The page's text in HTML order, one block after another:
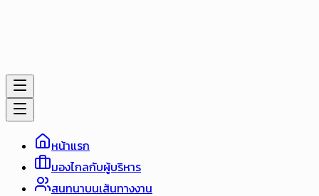
หน้าแรก
มองไกลกับผู้บริหาร
สนทนาบนเส้นทางงาน